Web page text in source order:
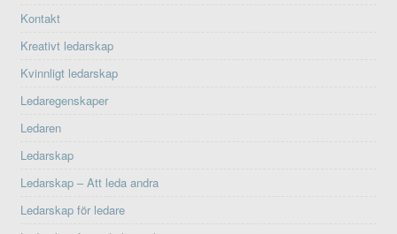
Kontakt
Kreativt ledarskap
Kvinnligt ledarskap
Ledaregenskaper
Ledaren
Ledarskap
Ledarskap – Att leda andra
Ledarskap för ledare